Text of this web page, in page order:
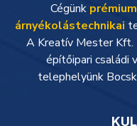
Cégünk prémium
árnyékolástechnikai
A Kreatív Mester Kft.
építőipari családi
telephelyünk